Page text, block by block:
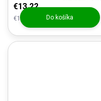
€10,93 bez DPH
€13,22
Do košíka